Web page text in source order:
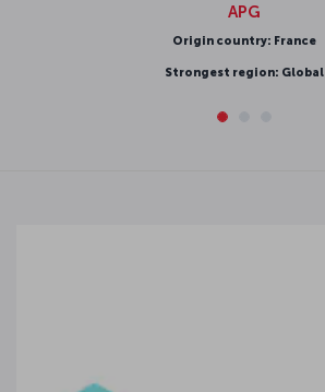
APG
Origin country: France
Strongest region: Global